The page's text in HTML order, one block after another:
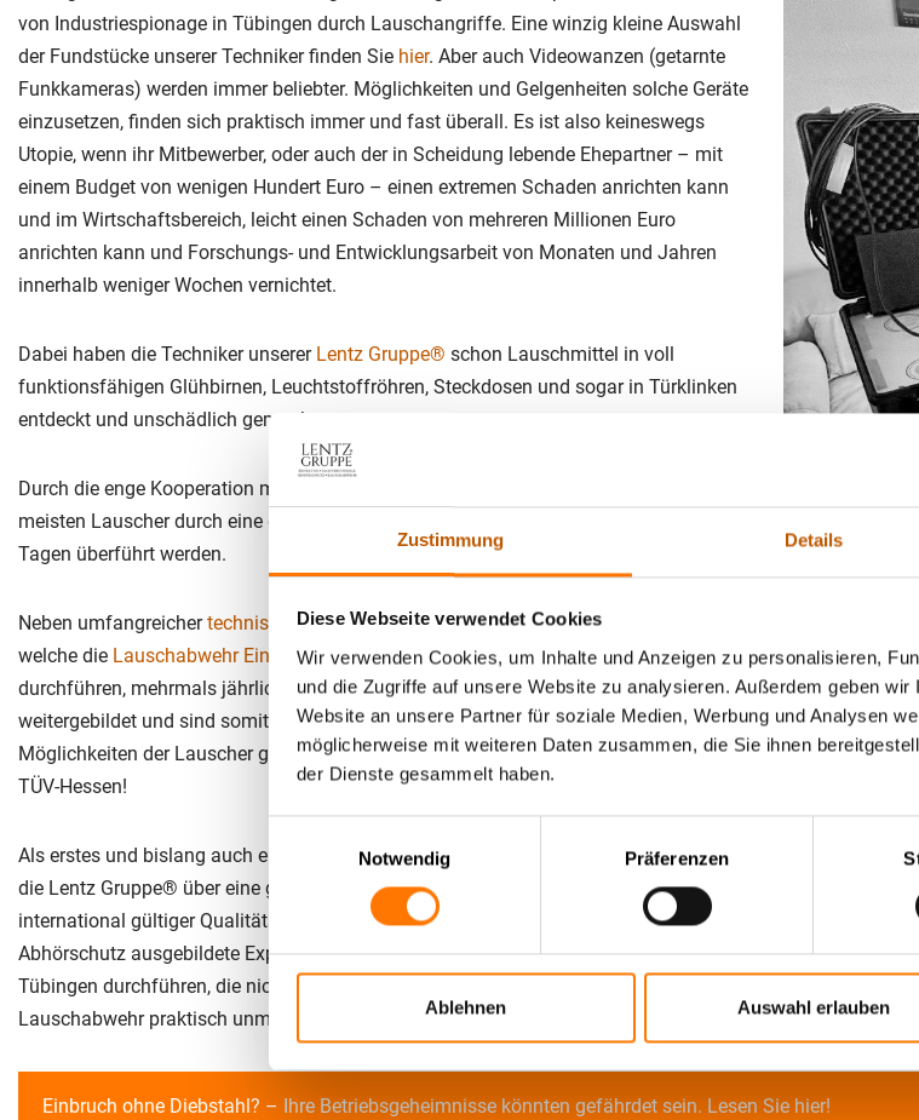
Zustimmung Details
Diese Webseite verwendet Cookies
Wir verwenden Cookies, um Inhalte und Anzeigen zu personalisieren,
und die Zugriffe auf unsere Website zu analysieren. Außerdem geben
Website an unsere Partner für soziale Medien, Werbung und Analysen
möglicherweise mit weiteren Daten zusammen, die Sie ihnen
der Dienste gesammelt haben.
Notwendig
Präferenzen
Ablehnen Auswahl erlauben
von Industriespionage in Tübingen durch Lauschangriffe. Eine winzig kleine Auswahl
der Fundstücke unserer Techniker finden Sie hier. Aber auch Videowanzen (getarnte
Funkkameras) werden immer beliebter. Möglichkeiten und Gelgenheiten solche Geräte
einzusetzen, finden sich praktisch immer und fast überall. Es ist also keineswegs
Utopie, wenn ihr Mitbewerber, oder auch der in Scheidung lebende Ehepartner – mit
einem Budget von wenigen Hundert Euro – einen extremen Schaden anrichten kann
und im Wirtschaftsbereich, leicht einen Schaden von mehreren Millionen Euro
anrichten kann und Forschungs- und Entwicklungsarbeit von Monaten und Jahren
innerhalb weniger Wochen vernichtet.
Dabei haben die Techniker unserer Lentz Gruppe® schon Lauschmittel in voll
funktionsfähigen Glühbirnen, Leuchtstoffröhren, Steckdosen und sogar in Türklinken
entdeckt und unschädlich gemacht.
Durch die enge Kooperation mit der weltweit tätigen
meisten Lauscher durch eine gezielte Nachobservation innerhalb von drei bis sechs
Tagen überführt werden.
Neben umfangreichertechnischer Ausrüstung, werden die Techniker und Elektroniker,
welche die Lauschabwehr Einsätzebei den Mandanten der Lentz Gruppe® in Tübingen
durchführen, mehrmals jährlich durch interne und externe Schulungen aus- und
weitergebildet und sind somit jederzeit Up-to-Date, wenn es um neue Techniken und
Möglichkeiten der Lauscher geht. Auch dies überwacht für Sie bei uns im Hause der
TÜV-Hessen!
Als erstes und bislang auch einziges (Stand: 03/2013) deutsches Unternehmenverfügt
die Lentz Gruppe® über eine gültige Zertifizierung nach
DIN EN ISO 9001:2015durch den TÜV-Hessen im
international gültiger Qualitätsstandards auch in diesem anspruchsvollen Bereich jederzeit
Abhörschutz ausgebildete Experten ihren Auftrag einer Lauschabwehr in Tübingen , bzw. einer
Tübingen durchführen, die nicht nur über das notwendige Know-How verfügen, sondern auch über das
Lauschabwehr praktisch unmöglich ist.
Einbruch ohne Diebstahl? – Ihre Betriebsgeheimnisse könnten gefährdet sein. Lesen Sie hier!